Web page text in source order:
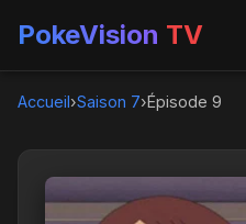
PokeVision TV
Accueil›Saison 7›Épisode 9